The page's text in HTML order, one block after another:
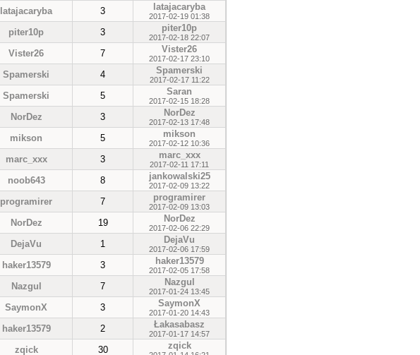
latajacaryba 3 latajacaryba
2017-02-19 01:38
piter10p 3 piter10p
2017-02-18 22:07
Vister26 7 Vister26
2017-02-17 23:10
Spamerski 4 Spamerski
2017-02-17 11:22
Spamerski 5 Saran
2017-02-15 18:28
NorDez 3 NorDez
2017-02-13 17:48
mikson 5 mikson
2017-02-12 10:36
marc_xxx 3 marc_xxx
2017-02-11 17:11
noob643 8 jankowalski25
2017-02-09 13:22
programirer 7 programirer
2017-02-09 13:03
NorDez 19 NorDez
2017-02-06 22:29
DejaVu 1 DejaVu
2017-02-06 17:59
haker13579 3 haker13579
2017-02-05 17:58
Nazgul 7 Nazgul
2017-01-24 13:45
SaymonX 3 SaymonX
2017-01-20 14:43
haker13579 2 Łakasabasz
2017-01-17 14:57
zqick 30 zqick